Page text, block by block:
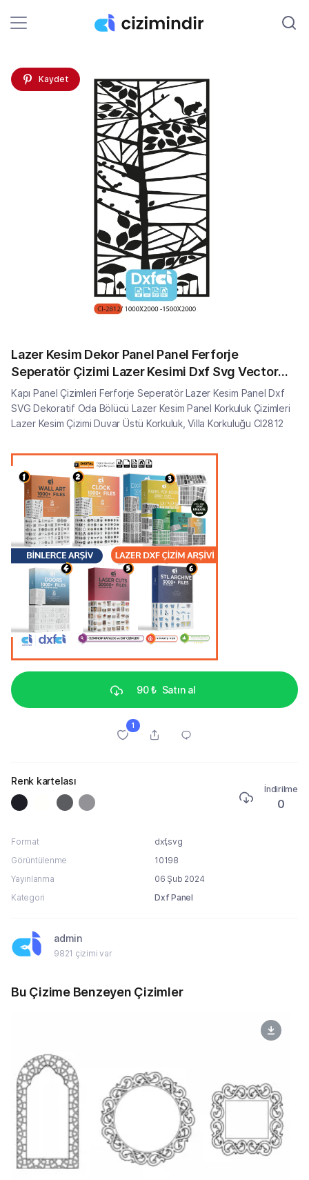
Kaydet
Lazer Kesim Dekor Panel Panel Ferforje
Seperatör Çizimi Lazer Kesimi Dxf Svg Vector
CI2812
Kapı Panel Çizimleri Ferforje Seperatör Lazer Kesim Panel Dxf
SVG Dekoratif Oda Bölücü Lazer Kesim Panel Korkuluk Çizimleri
Lazer Kesim Çizimi Duvar Üstü Korkuluk, Villa Korkuluğu CI2812
90 ₺ Satın al
1
Renk kartelası
İndirilme
0
Format
dxf,svg
Görüntülenme
10198
Yayınlanma
06 Şub 2024
Kategori
Dxf Panel
admin
9821 çizimi var
Bu Çizime Benzeyen Çizimler